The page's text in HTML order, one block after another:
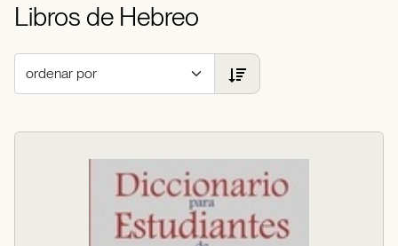
Libros de Hebreo